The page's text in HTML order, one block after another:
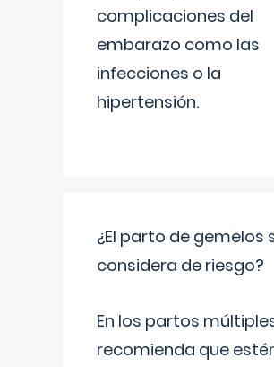
complicaciones del
embarazo como las
infecciones o la
hipertensión.
¿El parto de gemelos
considera de riesgo?
En los partos
recomienda que